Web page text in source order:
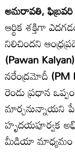
అమరావతి, ఫిబ్రవరి
ఆర్థిక శక్తిగా
నిలిచిందని
(Pawan Kalyan)
నరేంద్రమోదీ (PM
రెండు ప్రధాన
మార్చనున్నాయని
హృదయపూర్వక
మీడియా మాధ్యమం